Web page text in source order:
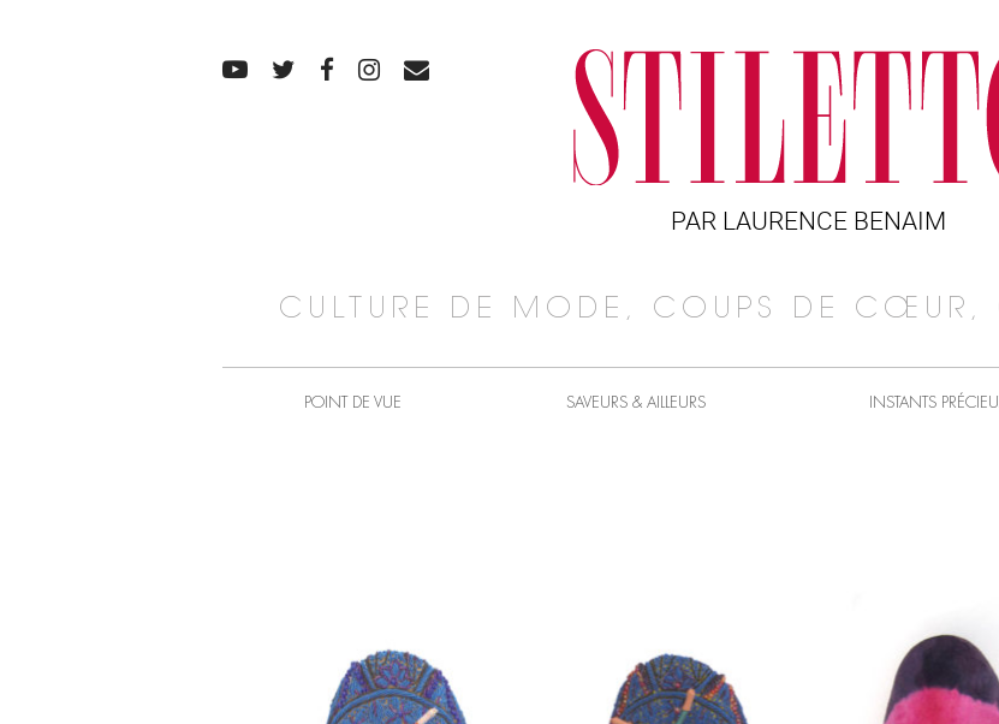
PAR LAURENCE BENAIM
CULTURE DE MODE, COUPS DE CŒUR,
POINT DE VUE SAVEURS & AILLEURS INSTANTS